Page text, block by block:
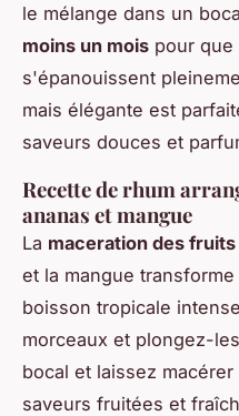
le mélange dans un
moins un mois pour que
s'épanouissent
mais élégante est
saveurs douces et
Recette de rhum
ananas et mangue
La maceration des
et la mangue
boisson tropicale
morceaux et plongez-
bocal et laissez
saveurs fruitées et